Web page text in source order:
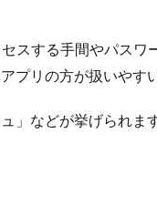
スする手間やパス
プリの方が扱いやす
」などが挙げられま